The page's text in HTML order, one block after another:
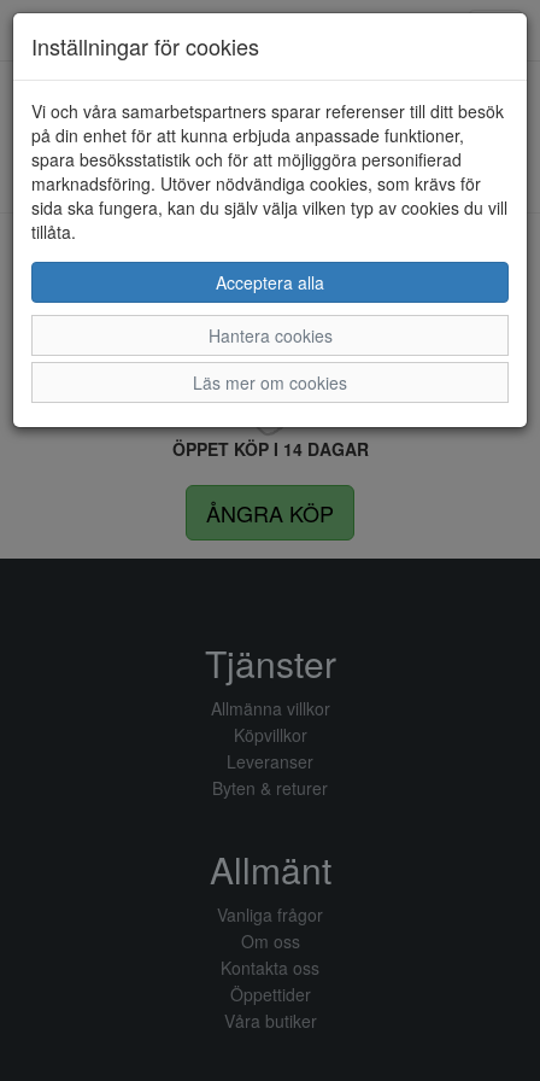
HEM RUGGED GEAR
Kunde inte hitta några artiklar...
LEVERANS INOM 4 DAGAR INOM SVERIGE
FRI FRAKT VID KÖP ÖVER 1.500 KR
ÖPPET KÖP I 14 DAGAR
ÅNGRA KÖP
Inställningar för cookies
Vi och våra samarbetspartners sparar referenser till ditt besök
på din enhet för att kunna erbjuda anpassade funktioner,
spara besöksstatistik och för att möjliggöra personifierad
marknadsföring. Utöver nödvändiga cookies, som krävs för
sida ska fungera, kan du själv välja vilken typ av cookies du vill
tillåta.
Acceptera alla
Hantera cookies
Läs mer om cookies
Tjänster
Allmänna villkor
Köpvillkor
Leveranser
Byten & returer
Allmänt
Vanliga frågor
Om oss
Kontakta oss
Öppettider
Våra butiker